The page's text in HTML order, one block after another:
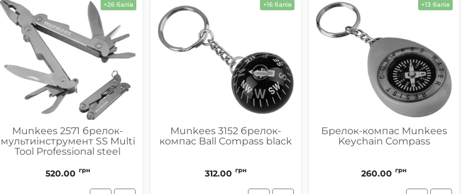
+26 балів
Munkees 2571 брелок-
мультиінструмент SS Multi
Tool Professional steel
520.00 грн
+16 балів
Munkees 3152 брелок-
компас Ball Compass black
312.00 грн
+13 балів
Брелок-компас Munkees
Keychain Compass
260.00 грн